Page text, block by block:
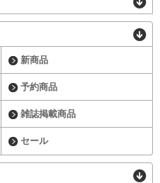
新商品
予約商品
雑誌掲載商品
セール